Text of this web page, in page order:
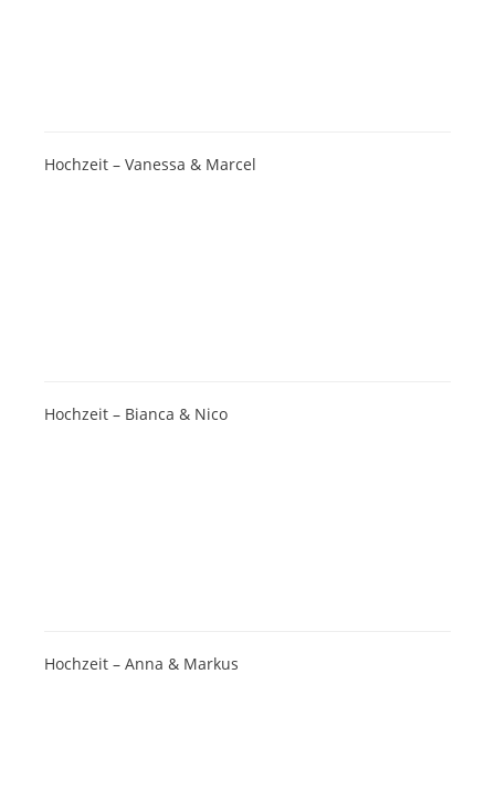
Hochzeit – Vanessa & Marcel
Hochzeit – Bianca & Nico
Hochzeit – Anna & Markus